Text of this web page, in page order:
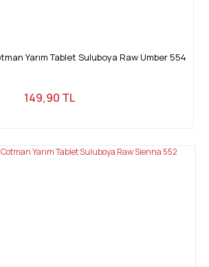
Yarım Tablet Suluboya Raw Umber 554
149,90 TL